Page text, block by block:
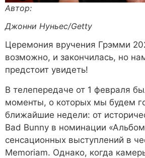
Автор:
Джонни Нуньес/Getty
Церемония вручения Грэмми
возможно, и закончилась, но
предстоит увидеть!
В телепередаче от 1 февраля
моменты, о которых мы будем
ближайшие недели: от
Bad Bunny в номинации
сенсационных выступлений в
Memoriam. Однако, когда